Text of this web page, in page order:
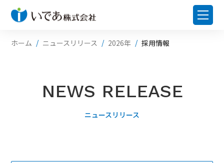
ホーム ニュースリリース 2026年 採用情報
NEWS RELEASE
ニュースリリース